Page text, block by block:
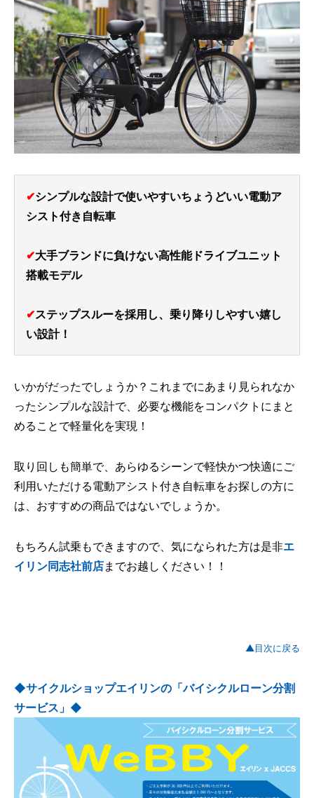
✔シンプルな設計で使いやすいちょうどいい電動ア
シスト付き自転車
✔大手ブランドに負けない高性能ドライブユニット
搭載モデル
✔ステップスルーを採用し、乗り降りしやすい嬉し
い設計！
いかがだったでしょうか？これまでにあまり見られなか
ったシンプルな設計で、必要な機能をコンパクトにまと
めることで軽量化を実現！
取り回しも簡単で、あらゆるシーンで軽快かつ快適にご
利用いただける電動アシスト付き自転車をお探しの方に
は、おすすめの商品ではないでしょうか。
もちろん試乗もできますので、気になられた方は是非エ
イリン同志社前店までお越しください！！
▲目次に戻る
◆サイクルショップエイリンの「バイシクルローン分割
サービス」◆